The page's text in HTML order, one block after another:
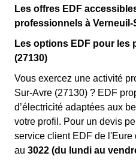
Les offres EDF
professionnels à Verneuil-
Les options EDF pour les
(27130)
Vous exercez une activité
Sur-Avre (27130) ? EDF
d’électricité adaptées aux
votre profil. Pour un devis
service client EDF de
au 3022 (du lundi au